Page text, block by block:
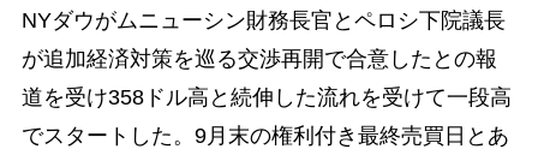
NYダウがムニューシン財務長官とペロシ下院議長
が追加経済対策を巡る交渉再開で合意したとの報
道を受け358ドル高と続伸した流れを受けて一段高
でスタートした。9月末の権利付き最終売買日とあ